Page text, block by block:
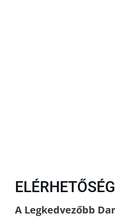
ELÉRHETŐSÉG
A Legkedvezőbb